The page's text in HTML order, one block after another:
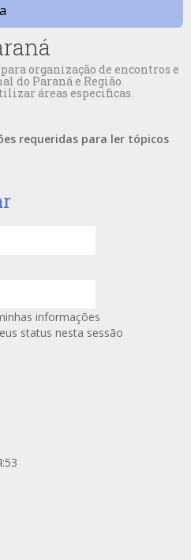
organização de encontros e
do Paraná e Região.
áreas especificas.
requeridas para ler tópicos
informações
status nesta sessão